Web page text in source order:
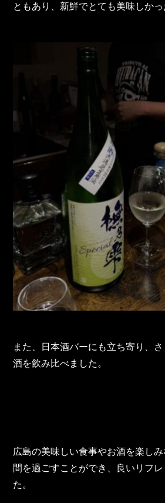
TOHO GROUP
ともあり、新鮮でとても美味しかっ
また、日本酒バーにも立ち寄り、
酒を飲み比べました。
広島の美味しい食事やお酒を楽し
間を過ごすことができ、良いリフ
た。